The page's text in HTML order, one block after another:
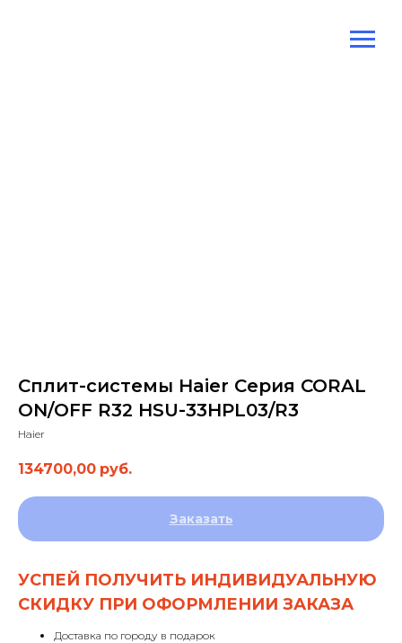
Сплит-системы Haier Серия CORAL
ON/OFF R32 HSU-33HPL03/R3
Haier
134700,00 руб.
Заказать
УСПЕЙ ПОЛУЧИТЬ ИНДИВИДУАЛЬНУЮ
СКИДКУ ПРИ ОФОРМЛЕНИИ ЗАКАЗА
Доставка по городу в подарок